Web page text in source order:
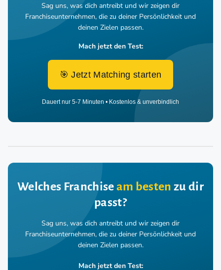
Sag uns, was dich antreibt und wir zeigen dir
Franchiseunternehmen, die zu deiner Persönlichkeit und
deinen Zielen passen.
Mach jetzt den Test:
🎯 Jetzt Matching starten
Dauert nur 5-7 Minuten • Kostenlos & unverbindlich
Welches Franchiseam besten zu dir
passt?
Sag uns, was dich antreibt und wir zeigen dir
Franchiseunternehmen, die zu deiner Persönlichkeit und
deinen Zielen passen.
Mach jetzt den Test: